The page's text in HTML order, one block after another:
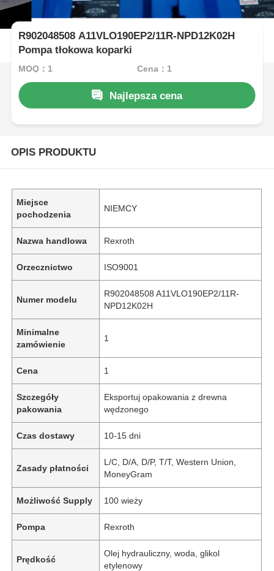
R902048508 A11VLO190EP2/11R-NPD12K02H
Pompa tłokowa koparki
MOQ：1 Cena：1
Najlepsza cena
OPIS PRODUKTU
Miejsce
pochodzenia
NIEMCY
Nazwa handlowa Rexroth
Orzecznictwo ISO9001
Numer modelu
R902048508 A11VLO190EP2/11R-
NPD12K02H
Minimalne
zamówienie
1
Cena 1
Szczegóły
pakowania
Eksportuj opakowania z drewna
wędzonego
Czas dostawy 10-15 dni
Zasady płatności
L/C, D/A, D/P, T/T, Western Union,
MoneyGram
Możliwość Supply 100 wieży
Pompa Rexroth
Prędkość
Olej hydrauliczny, woda, glikol
etylenowy